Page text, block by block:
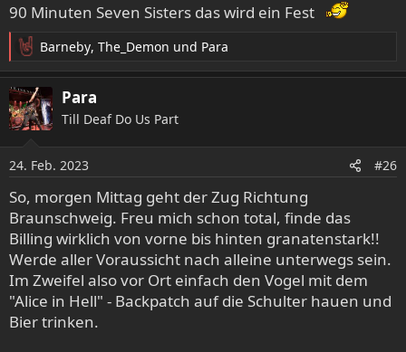
n
:
90 Minuten Seven Sisters das wird ein Fest
R
e
a
k
t
n
e
n
:
Barneby, The_Demon und Para
Para
Till Deaf Do Us Part
24. Feb. 2023 #26
So, morgen Mittag geht der Zug Richtung
Braunschweig. Freu mich schon total, finde das
Billing wirklich von vorne bis hinten granatenstark!!
Werde aller Voraussicht nach alleine unterwegs sein.
Im Zweifel also vor Ort einfach den Vogel mit dem
"Alice in Hell" - Backpatch auf die Schulter hauen und
Bier trinken.